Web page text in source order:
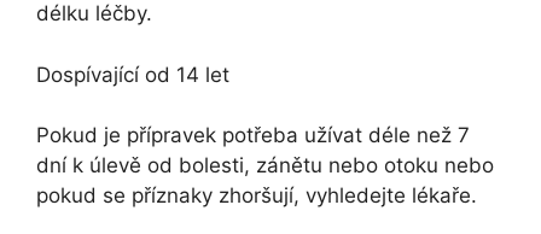
délku léčby.
Dospívající od 14 let
Pokud je přípravek potřeba užívat déle než 7
dní k úlevě od bolesti, zánětu nebo otoku nebo
pokud se příznaky zhoršují, vyhledejte lékaře.